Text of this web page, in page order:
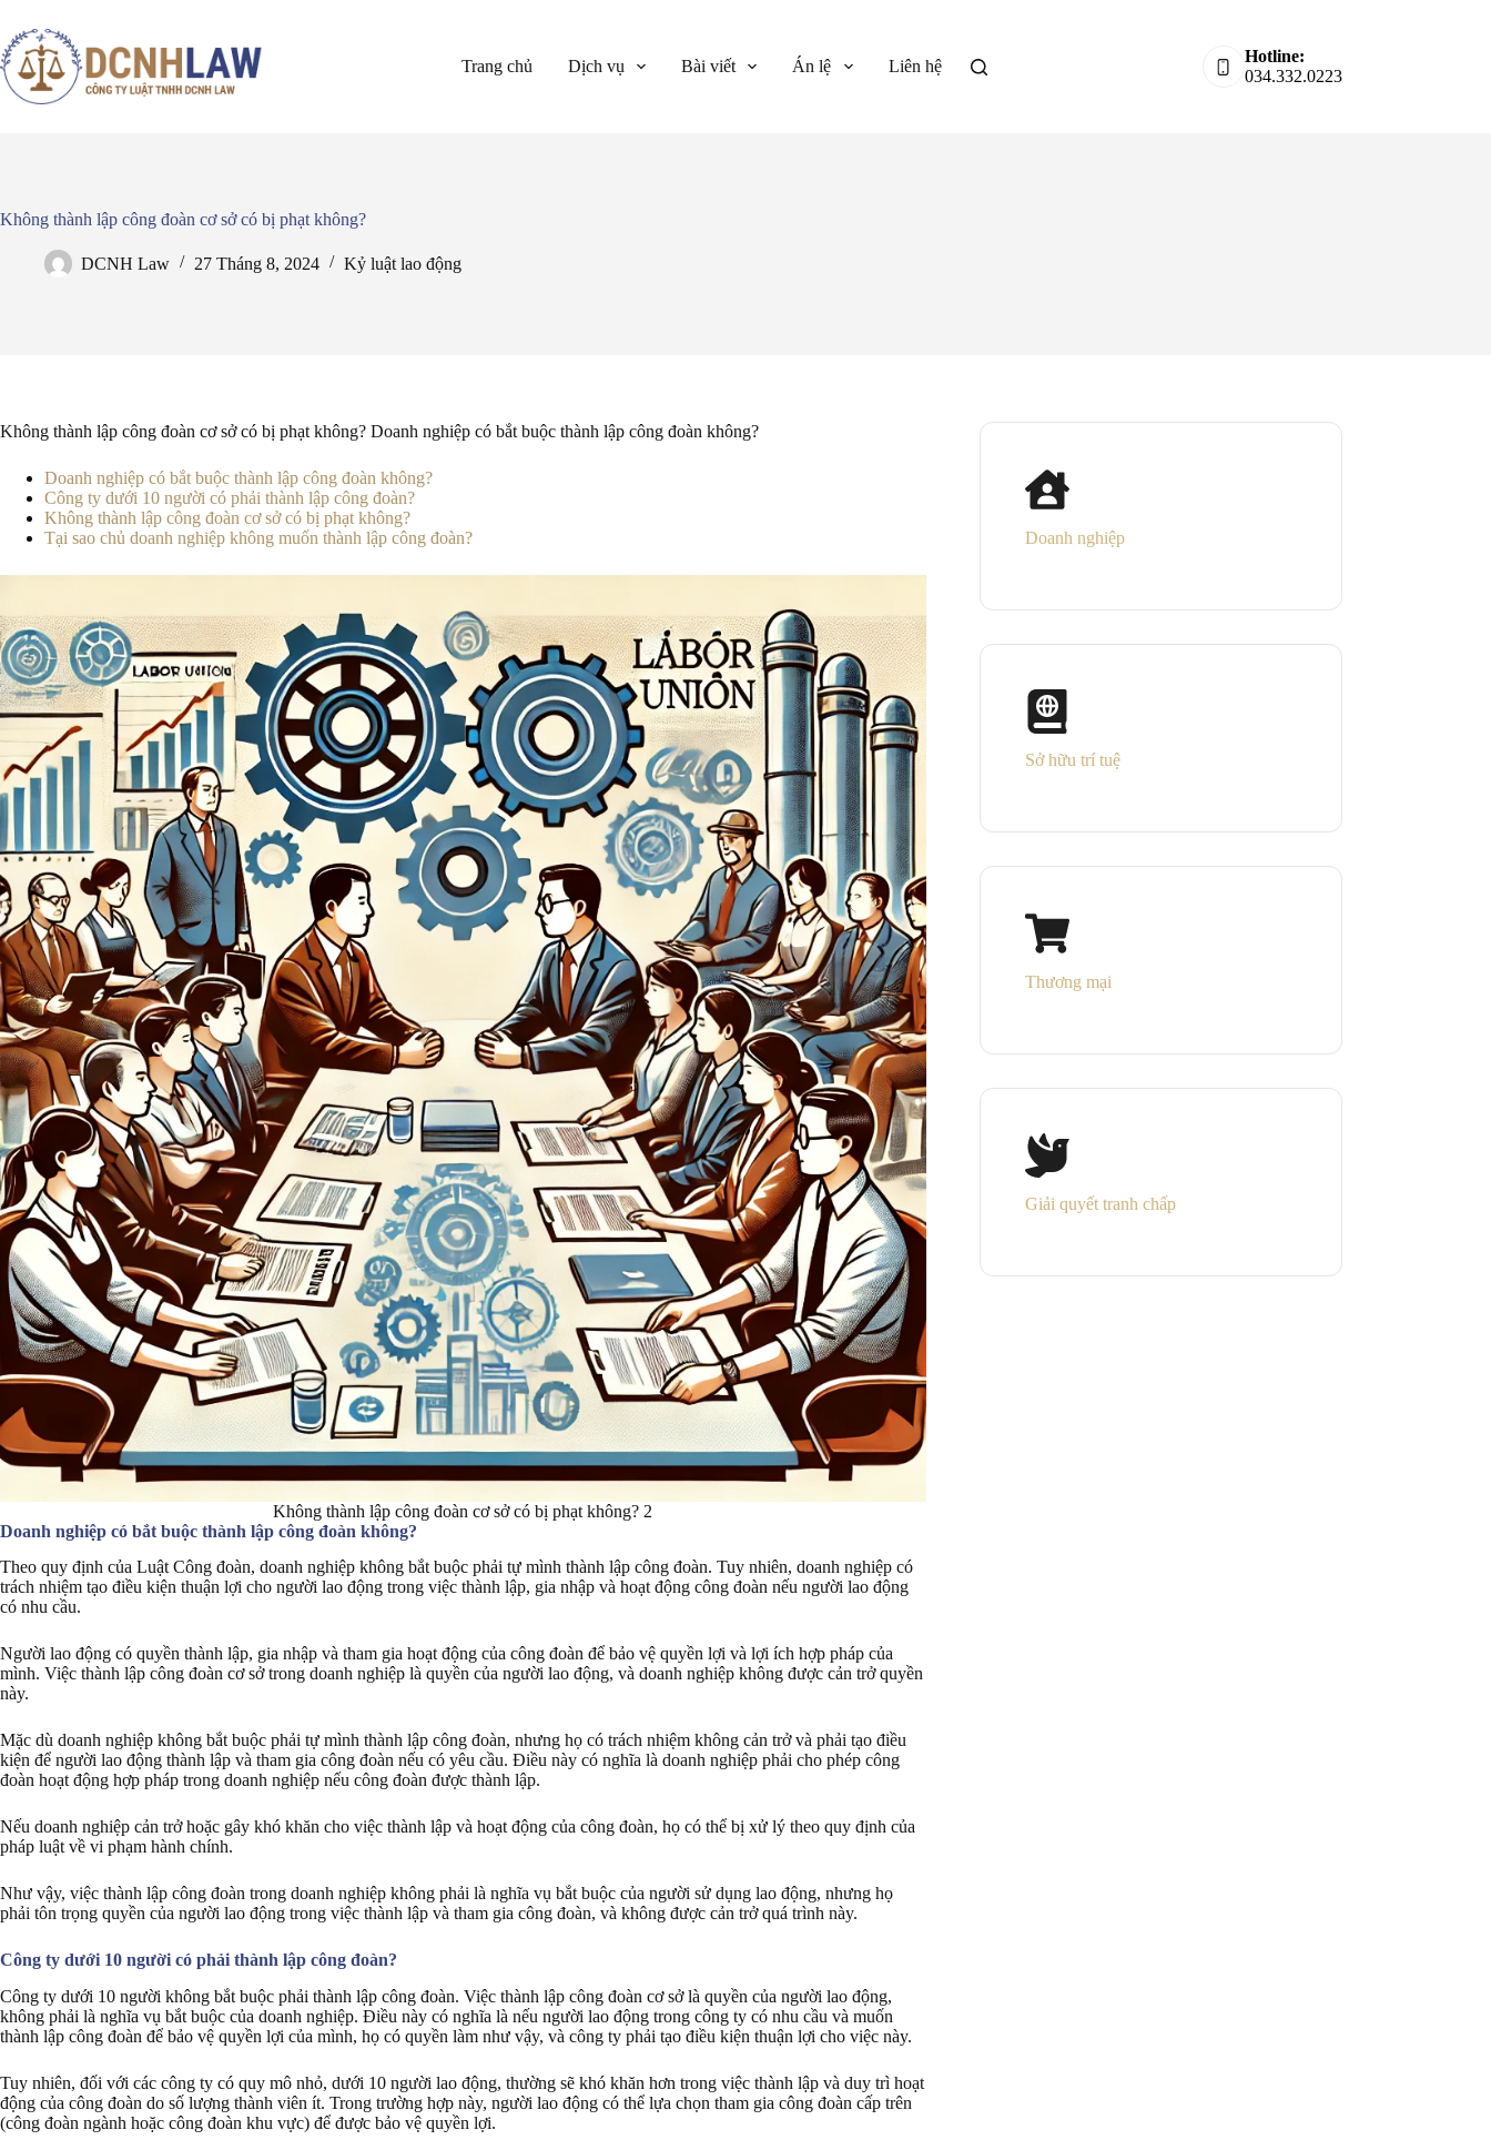
đến
phần
nội
dung
Trang chủ Dịch vụ Bài viết Án lệ Liên hệ
Hotline:
034.332.0223
Không thành lập công đoàn cơ sở có bị phạt không?
DCNH Law 27 Tháng 8, 2024 Kỷ luật lao động
Không thành lập công đoàn cơ sở có bị phạt không? Doanh nghiệp có bắt buộc thành lập công đoàn không?
Doanh nghiệp có bắt buộc thành lập công đoàn không?
Công ty dưới 10 người có phải thành lập công đoàn?
Không thành lập công đoàn cơ sở có bị phạt không?
Tại sao chủ doanh nghiệp không muốn thành lập công đoàn?
Không thành lập công đoàn cơ sở có bị phạt không? 2
Doanh nghiệp có bắt buộc thành lập công đoàn không?
Theo quy định của Luật Công đoàn, doanh nghiệp không bắt buộc phải tự mình thành lập công đoàn. Tuy nhiên, doanh nghiệp có
trách nhiệm tạo điều kiện thuận lợi cho người lao động trong việc thành lập, gia nhập và hoạt động công đoàn nếu người lao động
có nhu cầu.
Người lao động có quyền thành lập, gia nhập và tham gia hoạt động của công đoàn để bảo vệ quyền lợi và lợi ích hợp pháp của
mình. Việc thành lập công đoàn cơ sở trong doanh nghiệp là quyền của người lao động, và doanh nghiệp không được cản trở quyền
này.
Mặc dù doanh nghiệp không bắt buộc phải tự mình thành lập công đoàn, nhưng họ có trách nhiệm không cản trở và phải tạo điều
kiện để người lao động thành lập và tham gia công đoàn nếu có yêu cầu. Điều này có nghĩa là doanh nghiệp phải cho phép công
đoàn hoạt động hợp pháp trong doanh nghiệp nếu công đoàn được thành lập.
Nếu doanh nghiệp cản trở hoặc gây khó khăn cho việc thành lập và hoạt động của công đoàn, họ có thể bị xử lý theo quy định của
pháp luật về vi phạm hành chính.
Như vậy, việc thành lập công đoàn trong doanh nghiệp không phải là nghĩa vụ bắt buộc của người sử dụng lao động, nhưng họ
phải tôn trọng quyền của người lao động trong việc thành lập và tham gia công đoàn, và không được cản trở quá trình này.
Công ty dưới 10 người có phải thành lập công đoàn?
Công ty dưới 10 người không bắt buộc phải thành lập công đoàn. Việc thành lập công đoàn cơ sở là quyền của người lao động,
không phải là nghĩa vụ bắt buộc của doanh nghiệp. Điều này có nghĩa là nếu người lao động trong công ty có nhu cầu và muốn
thành lập công đoàn để bảo vệ quyền lợi của mình, họ có quyền làm như vậy, và công ty phải tạo điều kiện thuận lợi cho việc này.
Tuy nhiên, đối với các công ty có quy mô nhỏ, dưới 10 người lao động, thường sẽ khó khăn hơn trong việc thành lập và duy trì hoạt
động của công đoàn do số lượng thành viên ít. Trong trường hợp này, người lao động có thể lựa chọn tham gia công đoàn cấp trên
(công đoàn ngành hoặc công đoàn khu vực) để được bảo vệ quyền lợi.
Doanh nghiệp
Sở hữu trí tuệ
Thương mại
Giải quyết tranh chấp